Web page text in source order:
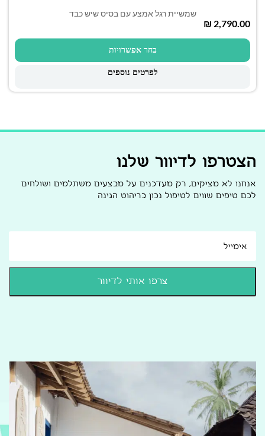
שמשיית רגל אמצע עם בסיס שיש כבד
₪
בחר אפשרויות
לפרטים נוספים
הצטרפו לדיוור שלנו
אנחנו לא מציקים, רק מעדכנים על מבצעים משתלמים ושולחים
לכם טיפים שווים לטיפול נכון בריהוט הגינה